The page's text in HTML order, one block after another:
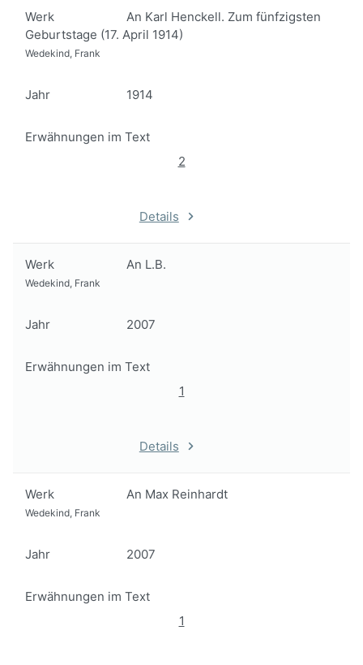
Werk
An Karl Henckell. Zum fünfzigsten
Geburtstage (17. April 1914)
Wedekind, Frank
Jahr 1914
Erwähnungen im Text
2
Details
Werk An L.B.
Wedekind, Frank
Jahr 2007
Erwähnungen im Text
1
Details
Werk An Max Reinhardt
Wedekind, Frank
Jahr 2007
Erwähnungen im Text
1